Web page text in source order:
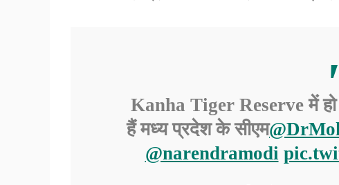
Kanha Tiger Reserve में हो
हैं मध्य प्रदेश के सीएम
@narendramodi